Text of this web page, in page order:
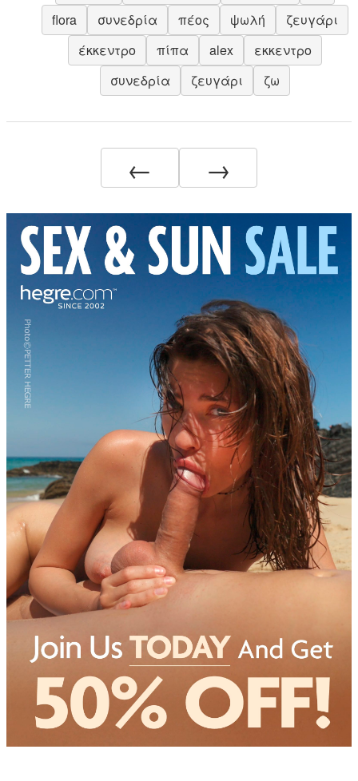
flora
συνεδρία πέος ψωλή
ζευγάρι
έκκεντρο
πίπα alex
εκκεντρο
συνεδρία
ζευγάρι ζω
← →